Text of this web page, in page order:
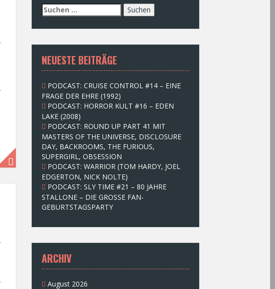
S
u
c
e
n
n
c
h
:
NEUESTE BEITRÄGE
PODCAST: CRUISE CONTROL #14 – EINE
FRAGE DER EHRE (1992)
PODCAST: HORROR KULT #16 – EDEN
LAKE (2008)
PODCAST: ROUND UP PART 41 MIT
MASTERS OF THE UNIVERSE, DISCLOSURE
DAY, BACKROOMS, THE FURIOUS,
SUPERGIRL, OBSESSION
PODCAST: WARRIOR (TOM HARDY, JOEL
EDGERTON, NICK NOLTE)
PODCAST: SLY TIME #21 – 80 JAHRE
STALLONE – DIE GROSSE FAN-
GEBURTSTAGSPARTY
ARCHIV
August 2026